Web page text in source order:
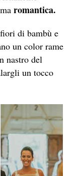
ma romantica.
di bambù e
un color rame
nastro del
un tocco